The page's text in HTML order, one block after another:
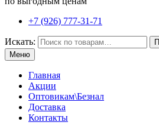
+7 (926) 777-31-71
Искать:
Меню
Главная
Акции
Оптовикам\Безнал
Доставка
Контакты